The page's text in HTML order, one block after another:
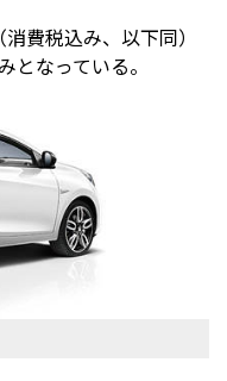
費税込み、以下同）
となっている。